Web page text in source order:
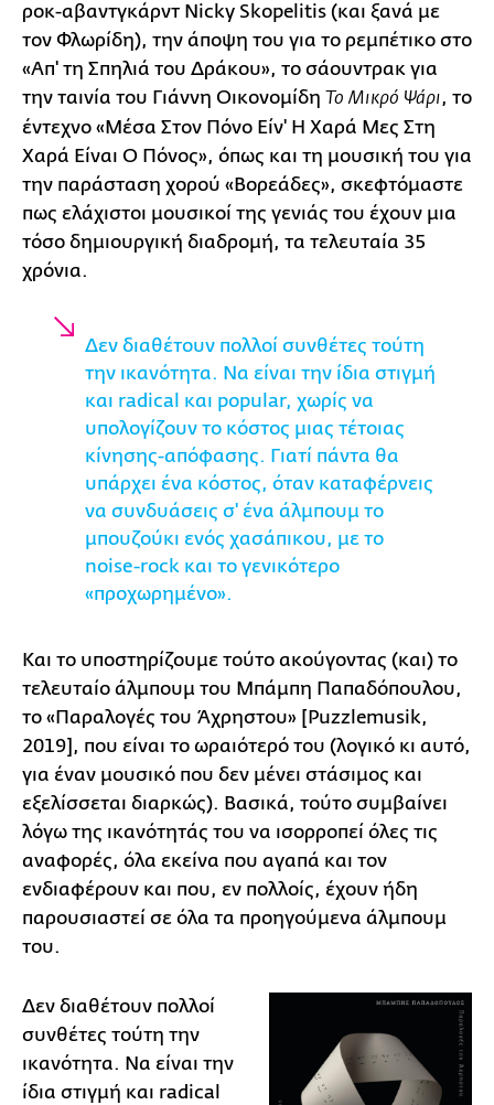
ροκ-αβαντγκάρντ Nicky Skopelitis (και ξανά με
τον Φλωρίδη), την άποψη του για το ρεμπέτικο στο
«Απ' τη Σπηλιά του Δράκου», το σάουντρακ για
την ταινία του Γιάννη Οικονομίδη Το Μικρό Ψάρι, το
έντεχνο «Μέσα Στον Πόνο Είν' Η Χαρά Μες Στη
Χαρά Είναι Ο Πόνος», όπως και τη μουσική του για
την παράσταση χορού «Βορεάδες», σκεφτόμαστε
πως ελάχιστοι μουσικοί της γενιάς του έχουν μια
τόσο δημιουργική διαδρομή, τα τελευταία 35
χρόνια.
Δεν διαθέτουν πολλοί συνθέτες τούτη
την ικανότητα. Να είναι την ίδια στιγμή
και radical και popular, χωρίς να
υπολογίζουν το κόστος μιας τέτοιας
κίνησης-απόφασης. Γιατί πάντα θα
υπάρχει ένα κόστος, όταν καταφέρνεις
να συνδυάσεις σ' ένα άλμπουμ το
μπουζούκι ενός χασάπικου, με το
noise-rock και το γενικότερο
«προχωρημένο».
Και το υποστηρίζουμε τούτο ακούγοντας (και) το
τελευταίο άλμπουμ του Μπάμπη Παπαδόπουλου,
το «Παραλογές του Άχρηστου» [Puzzlemusik,
2019], που είναι το ωραιότερό του (λογικό κι αυτό,
για έναν μουσικό που δεν μένει στάσιμος και
εξελίσσεται διαρκώς). Βασικά, τούτο συμβαίνει
λόγω της ικανότητάς του να ισορροπεί όλες τις
αναφορές, όλα εκείνα που αγαπά και τον
ενδιαφέρουν και που, εν πολλοίς, έχουν ήδη
παρουσιαστεί σε όλα τα προηγούμενα άλμπουμ
του.
Δεν διαθέτουν πολλοί
συνθέτες τούτη την
ικανότητα. Να είναι την
ίδια στιγμή και radical